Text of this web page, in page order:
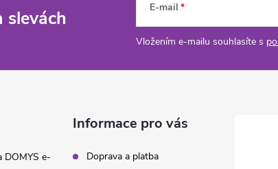
slevách E-mail
Vložením e-mailu souhlasíte s
DOMYS e-
Informace pro vás
Doprava a platba